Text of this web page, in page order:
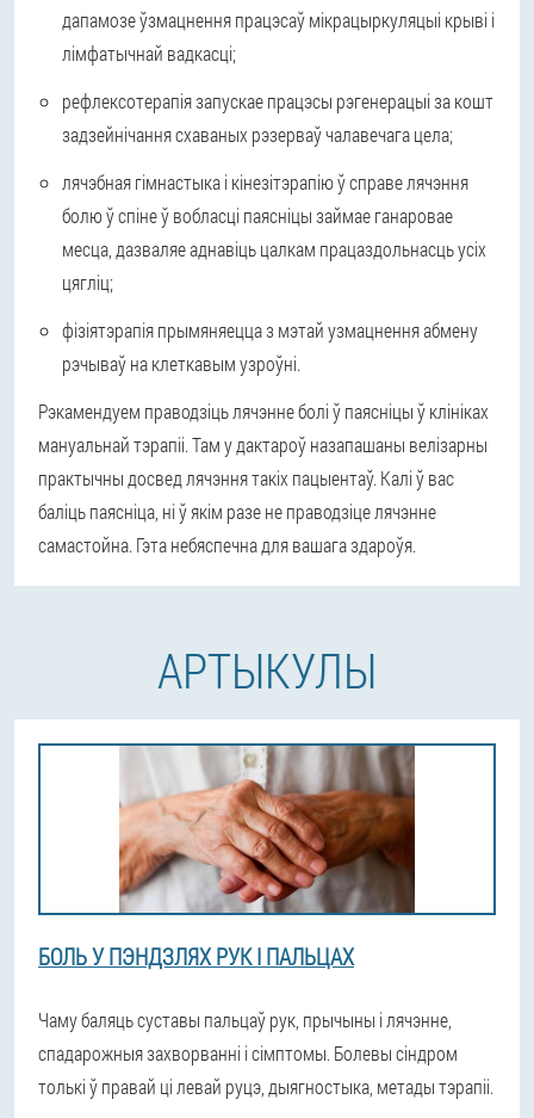
дапамозе ўзмацнення працэсаў мікрацыркуляцыі крыві і
лімфатычнай вадкасці;
рефлексотерапія запускае працэсы рэгенерацыі за кошт
задзейнічання схаваных рэзерваў чалавечага цела;
лячэбная гімнастыка і кінезітэрапію ў справе лячэння
болю ў спіне ў вобласці паясніцы займае ганаровае
месца, дазваляе аднавіць цалкам працаздольнасць усіх
цягліц;
фізіятэрапія прымяняецца з мэтай узмацнення абмену
рэчываў на клеткавым узроўні.
Рэкамендуем праводзіць лячэнне болі ў паясніцы ў клініках
мануальнай тэрапіі. Там у дактароў назапашаны велізарны
практычны досвед лячэння такіх пацыентаў. Калі ў вас
баліць паясніца, ні ў якім разе не праводзіце лячэнне
самастойна. Гэта небяспечна для вашага здароўя.
АРТЫКУЛЫ
БОЛЬ У ПЭНДЗЛЯХ РУК І ПАЛЬЦАХ
Чаму баляць суставы пальцаў рук, прычыны і лячэнне,
спадарожныя захворванні і сімптомы. Болевы сіндром
толькі ў правай ці левай руцэ, дыягностыка, метады тэрапіі.